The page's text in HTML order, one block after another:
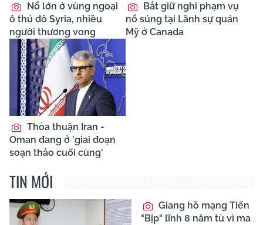
Nổ lớn ở vùng ngoại
ô thủ đô Syria, nhiều
người thương vong
Bắt giữ nghi phạm vụ
nổ súng tại Lãnh sự quán
Mỹ ở Canada
Thỏa thuận Iran -
Oman đang ở 'giai đoạn
soạn thảo cuối cùng'
TIN MỚI
Giang hồ mạng Tiến
"Bịp" lĩnh 8 năm tù vì ma